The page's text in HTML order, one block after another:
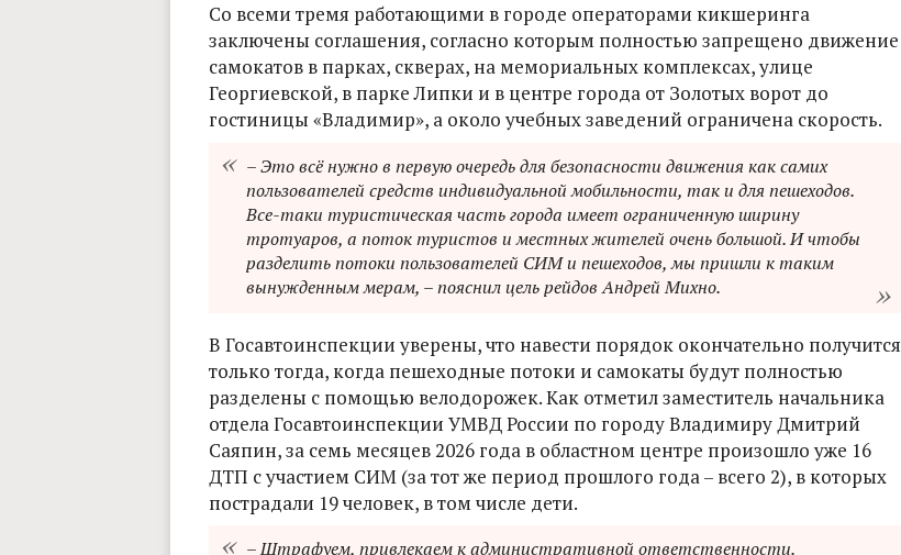
Со всеми тремя работающими в городе операторами кикшеринга
заключены соглашения, согласно которым полностью запрещено движение
самокатов в парках, скверах, на мемориальных комплексах, улице
Георгиевской, в парке Липки и в центре города от Золотых ворот до
гостиницы «Владимир», а около учебных заведений ограничена скорость.
– Это всё нужно в первую очередь для безопасности движения как самих
пользователей средств индивидуальной мобильности, так и для пешеходов.
Все-таки туристическая часть города имеет ограниченную ширину
тротуаров, а поток туристов и местных жителей очень большой. И чтобы
разделить потоки пользователей СИМ и пешеходов, мы пришли к таким
вынужденным мерам, – пояснил цель рейдов Андрей Михно.
В Госавтоинспекции уверены, что навести порядок окончательно получится
только тогда, когда пешеходные потоки и самокаты будут полностью
разделены с помощью велодорожек. Как отметил заместитель начальника
отдела Госавтоинспекции УМВД России по городу Владимиру Дмитрий
Саяпин, за семь месяцев 2026 года в областном центре произошло уже 16
ДТП с участием СИМ (за тот же период прошлого года – всего 2), в которых
пострадали 19 человек, в том числе дети.
– Штрафуем, привлекаем к административной ответственности.